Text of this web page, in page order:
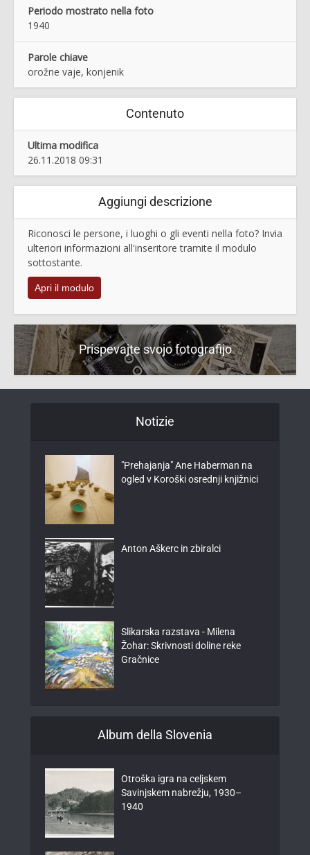
Periodo mostrato nella foto
1940
Parole chiave
orožne vaje, konjenik
Contenuto
Ultima modifica
26.11.2018 09:31
Aggiungi descrizione
Riconosci le persone, i luoghi o gli eventi nella foto? Invia
ulteriori informazioni all'inseritore tramite il modulo
sottostante.
Apri il modulo
Prispevajte svojo fotografijo
Notizie
"Prehajanja" Ane Haberman na
ogled v Koroški osrednji knjižnici
Anton Aškerc in zbiralci
Slikarska razstava - Milena
Žohar: Skrivnosti doline reke
Gračnice
Album della Slovenia
Otroška igra na celjskem
Savinjskem nabrežju, 1930–
1940